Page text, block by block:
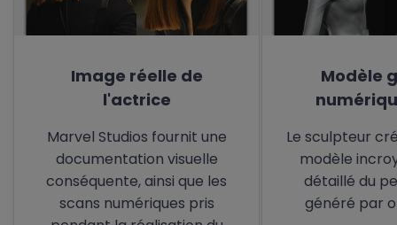
Image réelle de
l'actrice
Marvel Studios fournit une
documentation visuelle
conséquente, ainsi que les
scans numériques pris
Modèle
Le sculpteur
modèle
détaillé du
généré par